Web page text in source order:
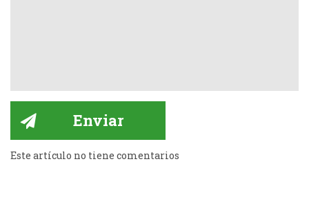
Este artículo no tiene comentarios